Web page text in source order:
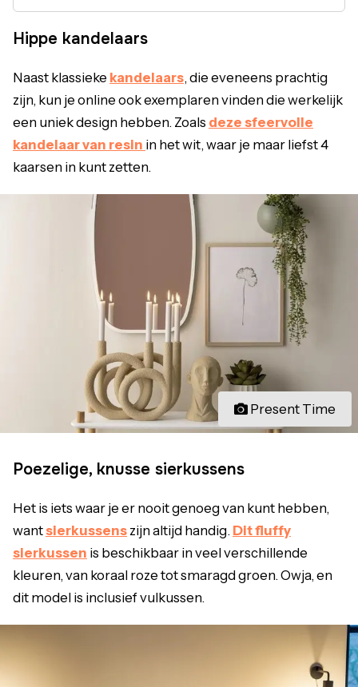
Hippe kandelaars
Naast klassieke kandelaars, die eveneens prachtig
zijn, kun je online ook exemplaren vinden die werkelijk
een uniek design hebben. Zoals deze sfeervolle
kandelaar van resin in het wit, waar je maar liefst 4
kaarsen in kunt zetten.
Present Time
Poezelige, knusse sierkussens
Het is iets waar je er nooit genoeg van kunt hebben,
wantsierkussens zijn altijd handig. Dit fluffy
sierkussen is beschikbaar in veel verschillende
kleuren, van koraal roze tot smaragd groen. Owja, en
dit model is inclusief vulkussen.